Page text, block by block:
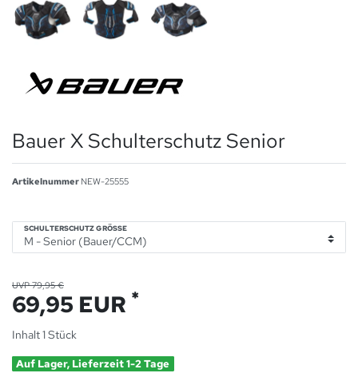
Bauer X Schulterschutz Senior
Artikelnummer NEW-25555
SCHULTERSCHUTZ GRÖSSE
UVP 79,95 €
69,95 EUR *
Inhalt1Stück
Auf Lager, Lieferzeit 1-2 Tage